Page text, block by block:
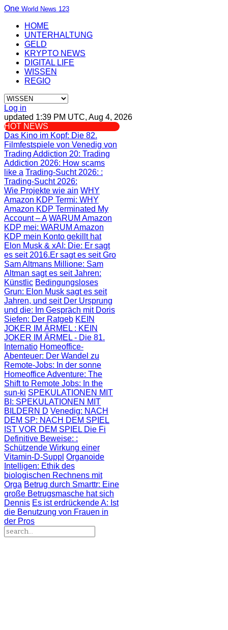
One World News 123
HOME
UNTERHALTUNG
GELD
KRYPTO NEWS
DIGITAL LIFE
WISSEN
REGIO
Log in
updated 1:39 PM UTC, Aug 4, 2026
HOT NEWS
Das Kino im Kopf: Die 82.
Filmfestspiele von Venedig von
Trading Addiction 20: Trading
Addiction 2026: How scams
like a Trading-Sucht 2026: :
Trading-Sucht 2026:
Wie Projekte wie ain WHY
Amazon KDP Termi: WHY
Amazon KDP Terminated My
Account – A WARUM Amazon
KDP mei: WARUM Amazon
KDP mein Konto gekillt hat
Elon Musk & xAI: Die: Er sagt
es seit 2016.Er sagt es seit Gro
Sam Altmans Millione: Sam
Altman sagt es seit Jahren:
Künstlic Bedingungsloses
Grun: Elon Musk sagt es seit
Jahren, und seit Der Ursprung
und die: Im Gespräch mit Doris
Siefen: Der Ratgeb KEIN
JOKER IM ÄRMEL : KEIN
JOKER IM ÄRMEL - Die 81.
Internatio Homeoffice-
Abenteuer: Der Wandel zu
Remote-Jobs: In der sonne
Homeoffice Adventure: The
Shift to Remote Jobs: In the
sun-ki SPEKULATIONEN MIT
BI : SPEKULATIONEN MIT
BILDERN D Venedig: NACH
DEM SP: NACH DEM SPIEL
IST VOR DEM SPIEL Die Fi
Definitive Beweise: :
Schützende Wirkung einer
Vitamin-D-Suppl Organoide
Intelligen: Ethik des
biologischen Rechnens mit
Orga Betrug durch Smarttr: Eine
große Betrugsmasche hat sich
Dennis Es ist erdrückende A: Ist
die Benutzung von Frauen in
der Pros